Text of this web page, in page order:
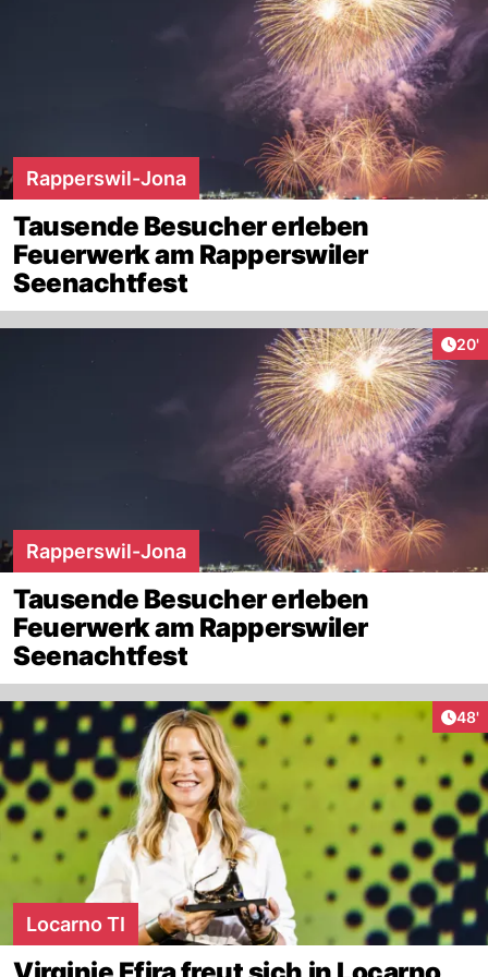
Rapperswil-Jona
Tausende Besucher erleben
Feuerwerk am Rapperswiler
Seenachtfest
20'
Rapperswil-Jona
Tausende Besucher erleben
Feuerwerk am Rapperswiler
Seenachtfest
48'
Locarno TI